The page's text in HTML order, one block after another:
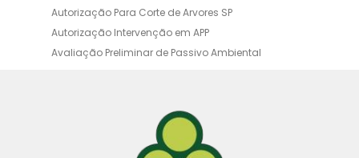
Autorização Para Corte de Arvores SP
Autorização Intervenção em APP
Avaliação Preliminar de Passivo Ambiental
Certificado de Movimentação de Resíduos de
Certificado de Movimentação de Resíduos de
Interesse Ambiental Cadri